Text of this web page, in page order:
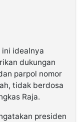
ini idealnya
dukungan
parpol nomor
tidak berdosa
Raja.
presiden